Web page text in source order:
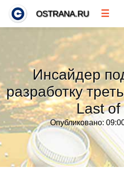
Инсайдер
разработку
Last of
Опубликовано:
OSTRANA.RU ☰
Тренды новостей»
Рубрики»
Правила
Контакт»